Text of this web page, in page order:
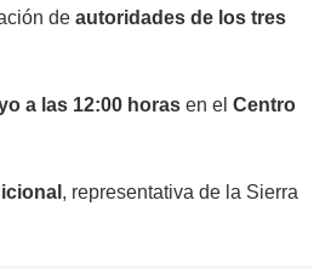
de autoridades de los tres
a las 12:00 horas en el Centro
, representativa de la Sierra